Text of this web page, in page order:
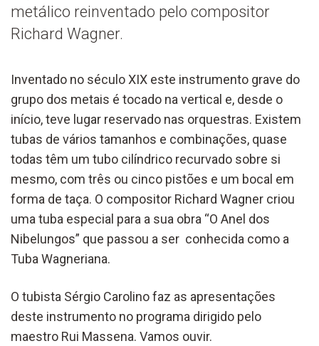
metálico reinventado pelo compositor
Richard Wagner.
Inventado no século XIX este instrumento grave do
grupo dos metais é tocado na vertical e, desde o
início, teve lugar reservado nas orquestras. Existem
tubas de vários tamanhos e combinações, quase
todas têm um tubo cilíndrico recurvado sobre si
mesmo, com três ou cinco pistões e um bocal em
forma de taça. O compositor Richard Wagner criou
uma tuba especial para a sua obra “O Anel dos
Nibelungos” que passou a ser conhecida como a
Tuba Wagneriana.
O tubista Sérgio Carolino faz as apresentações
deste instrumento no programa dirigido pelo
maestro Rui Massena. Vamos ouvir.